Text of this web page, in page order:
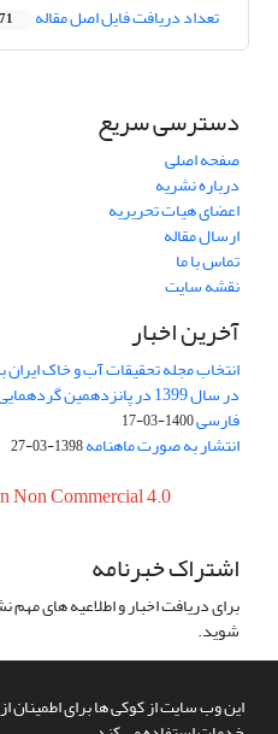
این وب سایت از کوکی ها برای اطمینان
تعداد دریافت فایل اصل مقاله
دسترسی سریع
صفحه اصلی
درباره نشریه
اعضای هیات تحریریه
ارسال مقاله
تماس با ما
نقشه سایت
آخرین اخبار
انتخاب مجله تحقیقات آب و خاک
در سال 1399 در پانزدهمین
فارسی1400-03-17
انتشار به صورت ماهنامه1398-03-27
Non Commercial 4.0
اشتراک خبرنامه
برای دریافت اخبار و اطلاعیه های
شوید.